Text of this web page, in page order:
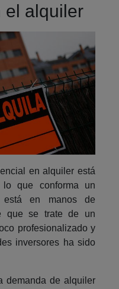
el alquiler
en alquiler está
que conforma un
está en manos de
que se trate de un
profesionalizado y
inversores ha sido
demanda de alquiler